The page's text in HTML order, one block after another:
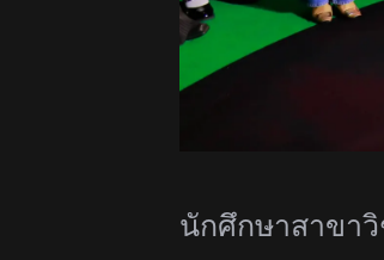
นักศึกษาสาขา